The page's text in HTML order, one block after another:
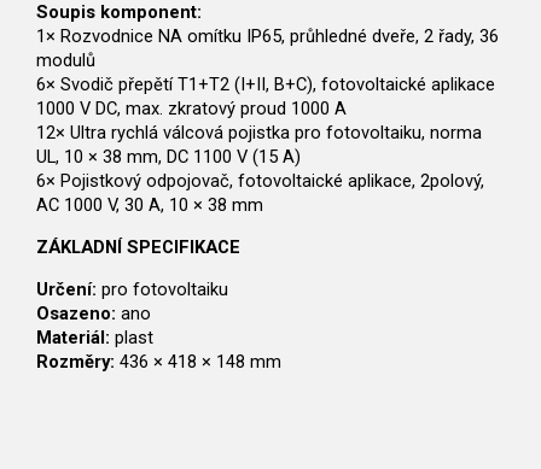
Soupis komponent:
1× Rozvodnice NA omítku IP65, průhledné dveře, 2 řady, 36
modulů
6× Svodič přepětí T1+T2 (I+II, B+C), fotovoltaické aplikace
1000 V DC, max. zkratový proud 1000 A
12× Ultra rychlá válcová pojistka pro fotovoltaiku, norma
UL, 10 × 38 mm, DC 1100 V (15 A)
6× Pojistkový odpojovač, fotovoltaické aplikace, 2polový,
AC 1000 V, 30 A, 10 × 38 mm
ZÁKLADNÍ SPECIFIKACE
Určení: pro fotovoltaiku
Osazeno: ano
Materiál: plast
Rozměry: 436 × 418 × 148 mm